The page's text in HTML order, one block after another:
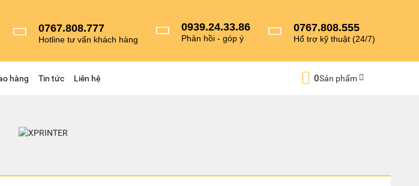
0767.808.777
Hotline tư vấn khách hàng
0939.24.33.86
Phản hồi - góp ý
0767.808.555
Hổ trợ kỹ thuật (24/7)
hàng Tin tức Liên hệ 0Sản phẩm